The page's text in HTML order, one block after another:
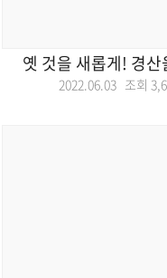
옛 것을 새롭게! 경
2022.06.03 조회